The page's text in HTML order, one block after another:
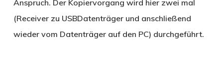
Anspruch. Der Kopiervorgang wird hier zwei mal
(Receiver zu USBDatenträger und anschließend
wieder vom Datenträger auf den PC) durchgeführt.